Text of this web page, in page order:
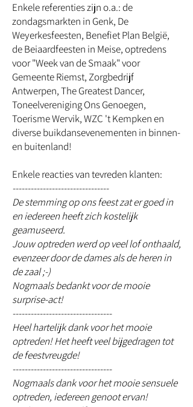
Enkele referenties zijn o.a.: de
zondagsmarkten in Genk, De
Weyerkesfeesten, Benefiet Plan België,
de Beiaardfeesten in Meise, optredens
voor "Week van de Smaak" voor
Gemeente Riemst, Zorgbedrijf
Antwerpen, The Greatest Dancer,
Toneelvereniging Ons Genoegen,
Toerisme Wervik,WZC 't Kempkenen
diverse buikdansevenementen in binnen-
en buitenland!
Enkele reacties van tevreden klanten:
--------------------------------
De stemming op ons feest zat er goed in
en iedereen heeft zich kostelijk
geamuseerd.
Jouw optreden werd op veel lof onthaald,
evenzeer door de dames als de heren in
de zaal ;-)
Nogmaals bedankt voor de mooie
surprise-act!
---------------------------------
Heel hartelijk dank voor het mooie
optreden! Het heeft veel bijgedragen tot
de feestvreugde!
---------------------------------
Nogmaals dank voor het mooie sensuele
optreden, iedereen genoot ervan!